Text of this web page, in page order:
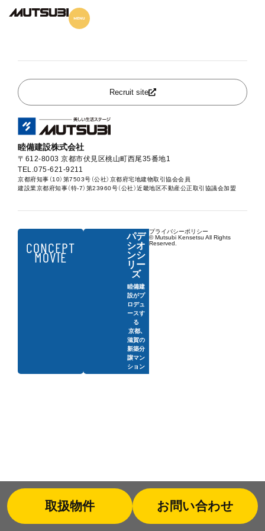
取扱物件 お問い合わせ
パデシオン伏見稲荷
Recruit site
睦備建設株式会社
〒612-8003 京都市伏見区桃山町西尾35番地1
TEL.075-621-9211
京都府知事（10）第7503号（公社）京都府宅地建物取引協会会員
建設業京都府知事（特-7）第23960号（公社）近畿地区不動産公正取引協議会加盟
CONCEPT
MOVIE
パデ
シオ
ンシ
リー
ズ
睦備建
設がプ
ロデュ
ースす
る
京都、
滋賀の
新築分
譲マン
ション
プライバシーポリシー
© Mutsubi Kensetsu All Rights
Reserved.